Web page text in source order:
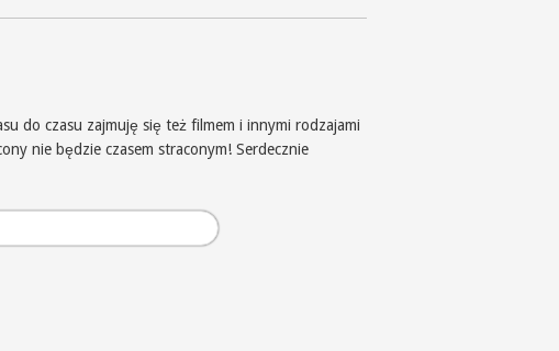
do czasu zajmuję się też filmem i innymi rodzajami
nie będzie czasem straconym! Serdecznie